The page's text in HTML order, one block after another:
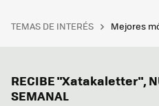
TEMAS DE INTERÉS Mejores
RECIBE "Xatakaletter",
SEMANAL